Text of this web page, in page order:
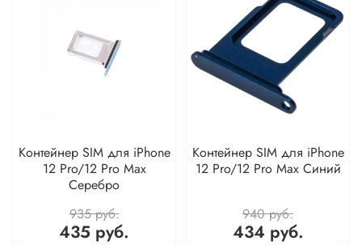
Контейнер SIM для iPhone
12 Pro/12 Pro Max
Серебро
935 руб.
435 руб.
Контейнер SIM для iPhone
12 Pro/12 Pro Max Синий
940 руб.
434 руб.